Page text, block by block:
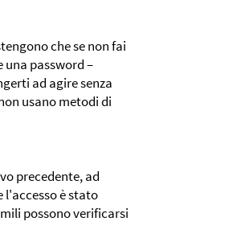
che se non fai
password –
ad agire senza
usano metodi di
precedente, ad
l'accesso è stato
possono verificarsi